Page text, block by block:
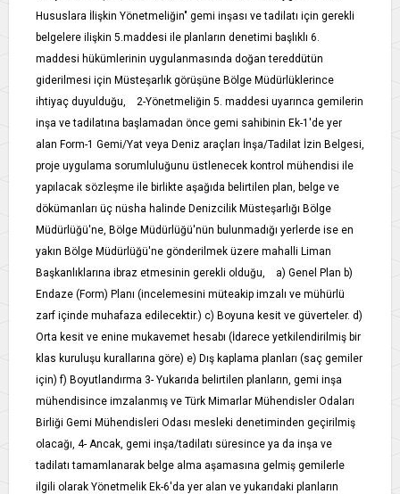
Hususlara İlişkin Yönetmeliğin" gemi inşası ve tadilatı için gerekli
belgelere ilişkin 5.maddesi ile planların denetimi başlıklı 6.
maddesi hükümlerinin uygulanmasında doğan tereddütün
giderilmesi için Müsteşarlık görüşüne Bölge Müdürlüklerince
ihtiyaç duyulduğu, 2-Yönetmeliğin 5. maddesi uyarınca gemilerin
inşa ve tadilatına başlamadan önce gemi sahibinin Ek-1'de yer
alan Form-1 Gemi/Yat veya Deniz araçları İnşa/Tadilat İzin Belgesi,
proje uygulama sorumluluğunu üstlenecek kontrol mühendisi ile
yapılacak sözleşme ile birlikte aşağıda belirtilen plan, belge ve
dökümanları üç nüsha halinde Denizcilik Müsteşarlığı Bölge
Müdürlüğü'ne, Bölge Müdürlüğü'nün bulunmadığı yerlerde ise en
yakın Bölge Müdürlüğü'ne gönderilmek üzere mahalli Liman
Başkanlıklarına ibraz etmesinin gerekli olduğu, a) Genel Plan b)
Endaze (Form) Planı (incelemesini müteakip imzalı ve mühürlü
zarf içinde muhafaza edilecektir.) c) Boyuna kesit ve güverteler. d)
Orta kesit ve enine mukavemet hesabı (İdarece yetkilendirilmiş bir
klas kuruluşu kurallarına göre) e) Dış kaplama planları (saç gemiler
için) f) Boyutlandırma 3- Yukarıda belirtilen planların, gemi inşa
mühendisince imzalanmış ve Türk Mimarlar Mühendisler Odaları
Birliği Gemi Mühendisleri Odası mesleki denetiminden geçirilmiş
olacağı, 4- Ancak, gemi inşa/tadilatı süresince ya da inşa ve
tadilatı tamamlanarak belge alma aşamasına gelmiş gemilerle
ilgili olarak Yönetmelik Ek-6'da yer alan ve yukarıdaki planların